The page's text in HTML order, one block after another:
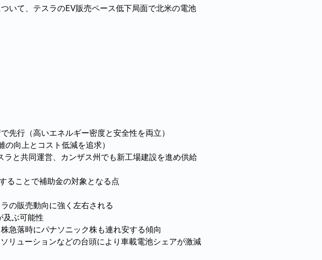
いて、テスラのEV販売ペース低下局面で北米の電池
先行（高いエネルギー密度と安全性を両立）
向上とコスト低減を追求）
と共同運営、カンザス州でも新工場建設を進め供給
ることで補助金の対象となる点
の販売動向に強く左右される
及ぶ可能性
急落時にパナソニック株も連れ安する傾向
リューションなどの台頭により車載電池シェアが激減